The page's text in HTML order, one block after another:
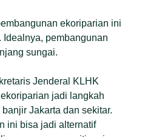
ekoriparian ini
pembangunan
sungai.
Jenderal KLHK
jadi langkah
Jakarta dan sekitar.
ini bisa jadi alternatif